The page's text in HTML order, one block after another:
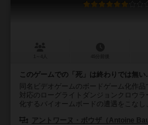
このゲームでの「死」は終わりでは無
同名ビデオゲームのボードゲーム化作
対応のローグライトダンジョンクロウ
化するバイオームボードの遭遇をこなし
アントワーヌ・ボウザ（Antoine